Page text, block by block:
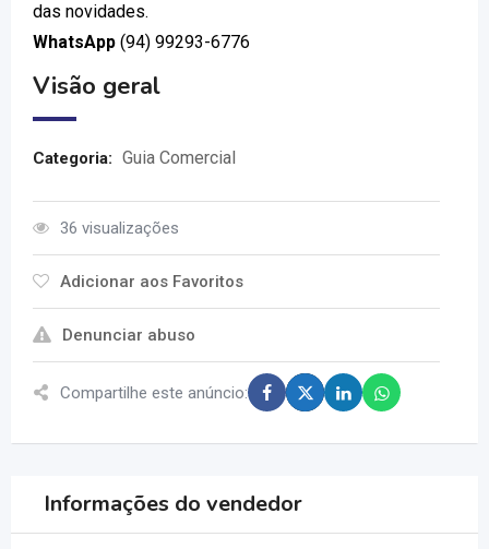
das novidades.
WhatsApp (94) 99293-6776
Visão geral
Categoria: Guia Comercial
36 visualizações
Adicionar aos Favoritos
Denunciar abuso
Compartilhe este anúncio:
Informações do vendedor